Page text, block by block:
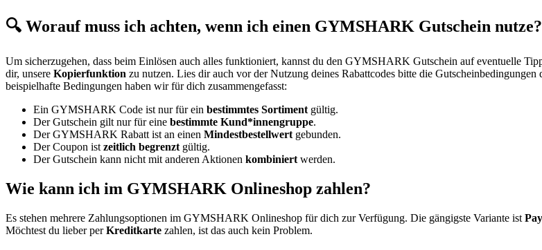
🔍 Worauf muss ich achten, wenn ich einen GYMSHARK Gutschein nutze?
Um sicherzugehen, dass beim Einlösen auch alles funktioniert, kannst du den GYMSHARK Gutschein auf eventuelle
dir, unsere Kopierfunktion zu nutzen. Lies dir auch vor der Nutzung deines Rabattcodes bitte die
beispielhafte Bedingungen haben wir für dich zusammengefasst:
Ein GYMSHARK Code ist nur für ein bestimmtes Sortimentgültig.
Der Gutschein gilt nur für eine bestimmte Kund*innengruppe.
Der GYMSHARK Rabatt ist an einen Mindestbestellwertgebunden.
Der Coupon istzeitlich begrenztgültig.
Der Gutschein kann nicht mit anderen Aktionen kombiniertwerden.
Wie kann ich im GYMSHARK Onlineshop zahlen?
Es stehen mehrere Zahlungsoptionen im GYMSHARK Onlineshop für dich zur Verfügung. Die gängigste Variante ist
Möchtest du lieber perKreditkarte zahlen, ist das auch kein Problem.